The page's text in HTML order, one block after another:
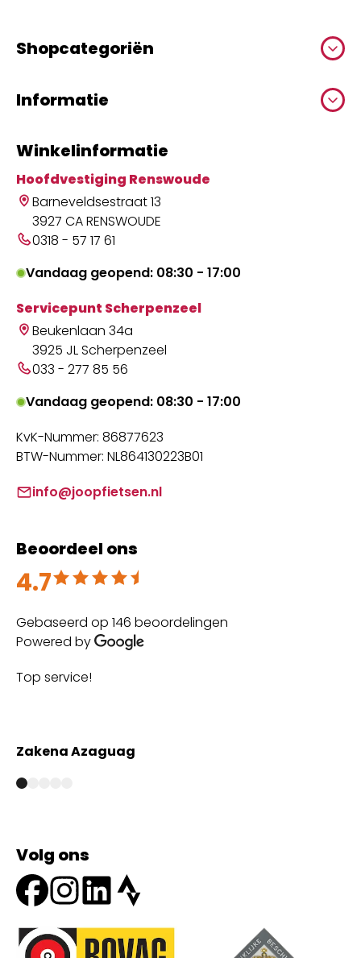
Shopcategoriën
Informatie
Winkelinformatie
Hoofdvestiging Renswoude
Barneveldsestraat 13
3927 CA RENSWOUDE
0318 - 57 17 61
Vandaag geopend: 08:30 - 17:00
Servicepunt Scherpenzeel
Beukenlaan 34a
3925 JL Scherpenzeel
033 - 277 85 56
Vandaag geopend: 08:30 - 17:00
KvK-Nummer: 86877623
BTW-Nummer: NL864130223B01
info@joopfietsen.nl
Beoordeel ons
4.7
Beoordeeld met 4.7 uit 5
Gebaseerd op 146 beoordelingen
Powered by
Top service!
Zakena Azaguag
Volg ons
Onze partners